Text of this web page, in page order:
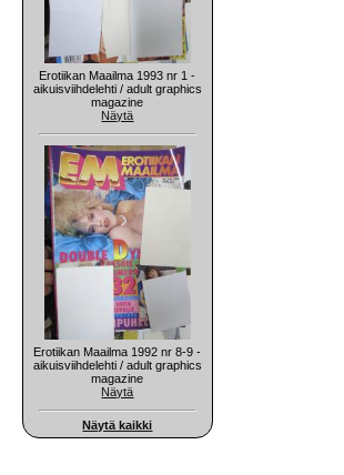
Erotiikan Maailma 1993 nr 1 -
aikuisviihdelehti / adult graphics
magazine
Näytä
Erotiikan Maailma 1992 nr 8-9 -
aikuisviihdelehti / adult graphics
magazine
Näytä
Näytä kaikki